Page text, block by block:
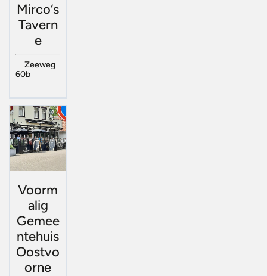
Mirco‘s
Tavern
e
Zeeweg
60b
Voorm
alig
Gemee
ntehuis
Oostvo
orne